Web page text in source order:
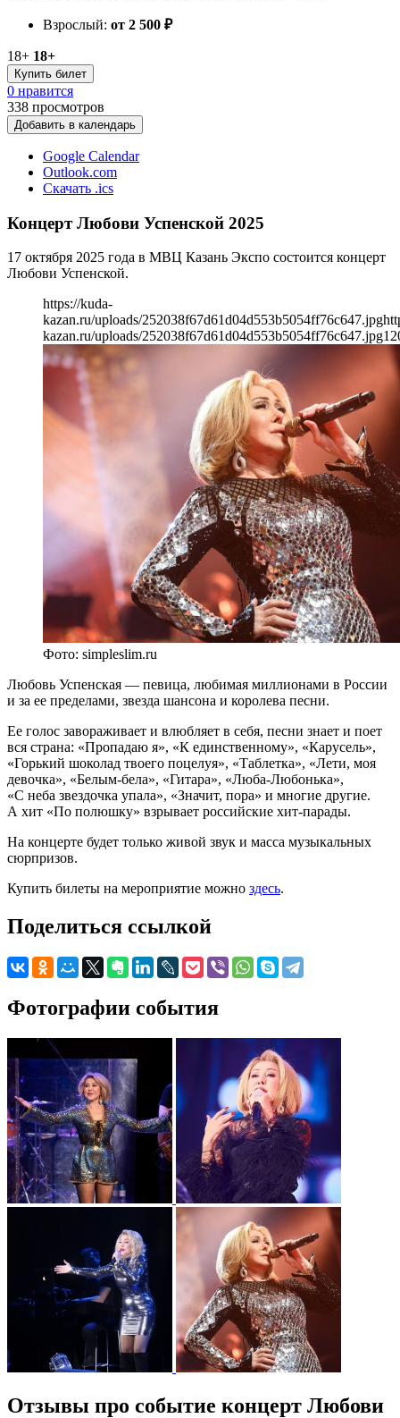
Взрослый: от 2 500 ₽
18+ 18+
Купить билет
0 нравится
338 просмотров
Добавить в календарь
Google Calendar
Outlook.com
Скачать .ics
Концерт Любови Успенской 2025
17 октября 2025 года в МВЦ Казань Экспо состоится концерт
Любови Успенской.
https://kuda-
kazan.ru/uploads/252038f67d61d04d553b5054ff76c647.jpg
kazan.ru/uploads/252038f67d61d04d553b5054ff76c647.jpg
Фото: simpleslim.ru
Любовь Успенская — певица, любимая миллионами в России
и за ее пределами, звезда шансона и королева песни.
Ее голос завораживает и влюбляет в себя, песни знает и поет
вся страна: «Пропадаю я», «К единственному», «Карусель»,
«Горький шоколад твоего поцелуя», «Таблетка», «Лети, моя
девочка», «Белым-бела», «Гитара», «Люба-Любонька»,
«С неба звездочка упала», «Значит, пора» и многие другие.
А хит «По полюшку» взрывает российские хит-парады.
На концерте будет только живой звук и масса музыкальных
сюрпризов.
Купить билеты на мероприятие можно здесь.
Поделиться ссылкой
Фотографии события
Отзывы про событие концерт Любови